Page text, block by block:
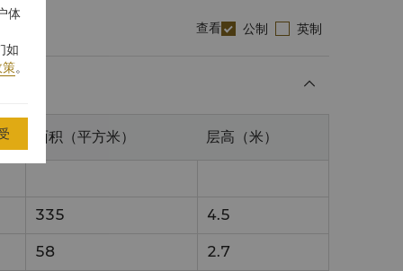
查看 公制 英制
面积（平方米） 层高（米）
335 4.5
58 2.7
体
如
。